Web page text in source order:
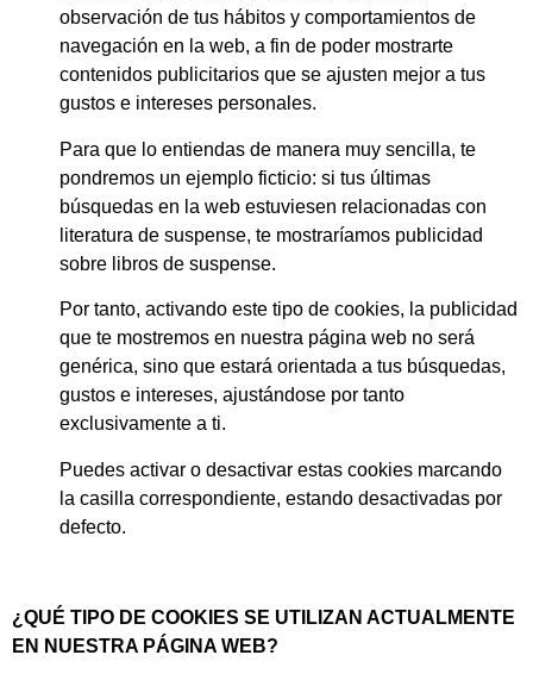
observación de tus hábitos y comportamientos de
navegación en la web, a fin de poder mostrarte
contenidos publicitarios que se ajusten mejor a tus
gustos e intereses personales.
Para que lo entiendas de manera muy sencilla, te
pondremos un ejemplo ficticio: si tus últimas
búsquedas en la web estuviesen relacionadas con
literatura de suspense, te mostraríamos publicidad
sobre libros de suspense.
Por tanto, activando este tipo de cookies, la publicidad
que te mostremos en nuestra página web no será
genérica, sino que estará orientada a tus búsquedas,
gustos e intereses, ajustándose por tanto
exclusivamente a ti.
Puedes activar o desactivar estas cookies marcando
la casilla correspondiente, estando desactivadas por
defecto.
¿QUÉ TIPO DE COOKIES SE UTILIZAN ACTUALMENTE
EN NUESTRA PÁGINA WEB?